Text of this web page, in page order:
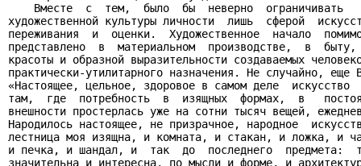
Вместе  с  тем,  было  бы  неверно  ограничивать
художественной культуры личности  лишь  сферой
переживания  и  оценки.  Художественное  начало
представлено  в  материальном  производстве,  в
красоты и образной выразительности создаваемых
практически-утилитарного назначения. Не случайно,
«Настоящее, цельное, здоровое в самом деле  искусство
там,  где  потребность  в  изящных  формах,  в
внешности простерлась уже на сотни тысяч вещей,
Народилось настоящее, не призрачное, народное
лестница моя изящна, и комната, и стакан, и ложка, и
и печка, и шандал, и  так  до  последнего  предмета:
значительна и интересна, по мысли и форме, и